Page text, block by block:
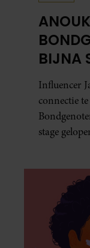
BIJNA
MERK
Influencer
connectie
stage